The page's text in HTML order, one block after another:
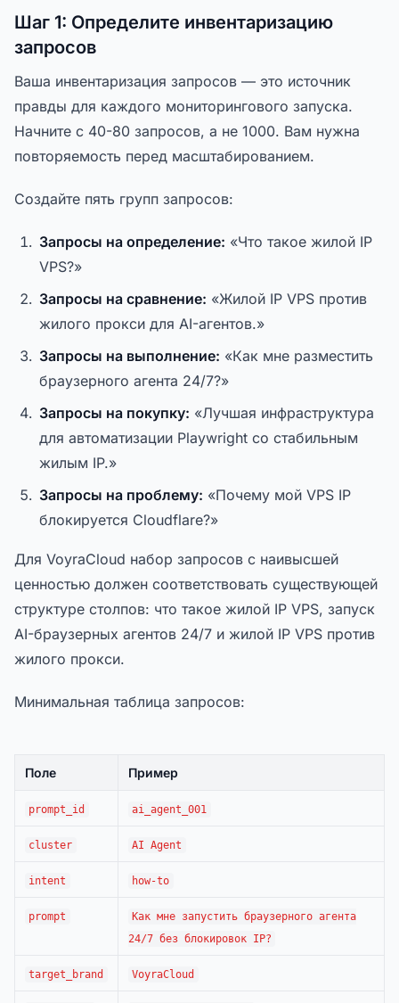
Шаг 1: Определите инвентаризацию
запросов
Ваша инвентаризация запросов — это источник
правды для каждого мониторингового запуска.
Начните с 40-80 запросов, а не 1000. Вам нужна
повторяемость перед масштабированием.
Создайте пять групп запросов:
Запросы на определение: «Что такое жилой IP
VPS?»
Запросы на сравнение: «Жилой IP VPS против
жилого прокси для AI-агентов.»
Запросы на выполнение: «Как мне разместить
браузерного агента 24/7?»
Запросы на покупку: «Лучшая инфраструктура
для автоматизации Playwright со стабильным
жилым IP.»
Запросы на проблему: «Почему мой VPS IP
блокируется Cloudflare?»
Для VoyraCloud набор запросов с наивысшей
ценностью должен соответствовать существующей
структуре столпов: что такое жилой IP VPS, запуск
AI-браузерных агентов 24/7 и жилой IP VPS против
жилого прокси.
Минимальная таблица запросов:
Поле Пример
prompt_id ai_agent_001
cluster AI Agent
intent how-to
prompt
Как мне запустить браузерного агента
24/7 без блокировок IP?
target_brand VoyraCloud